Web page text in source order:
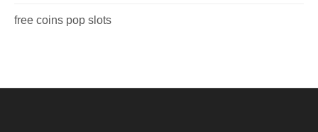
free coins pop slots